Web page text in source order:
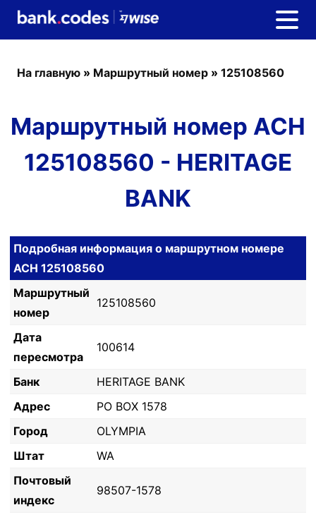
На главную » Маршрутный номер » 125108560
Маршрутный номер ACH
125108560 - HERITAGE
BANK
Подробная информация о маршрутном номере
ACH 125108560
Маршрутный
номер
125108560
Дата
пересмотра
100614
Банк
HERITAGE BANK
Адрес
PO BOX 1578
Город
OLYMPIA
Штат
WA
Почтовый
индекс
98507-1578